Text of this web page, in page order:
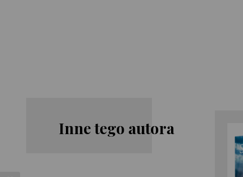
Inne tego autora
Stephen King Stephen King